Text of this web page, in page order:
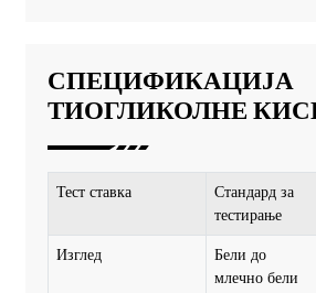
СПЕЦИФИКАЦИЈА
ТИОГЛИКОЛНЕ
Тест ставка
Стандард за
тестирање
Изглед
Бели до
млечно бели